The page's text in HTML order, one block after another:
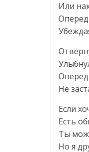
Или
Не
Если
Есть
Ты
Но я